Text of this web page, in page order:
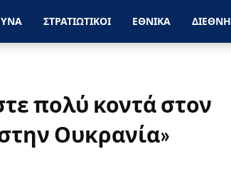
ΣΤΡΑΤΙΩΤΙΚΟΙ ΕΘΝΙΚΑ ΔΙΕΘΝΗ
πολύ κοντά στον
Ουκρανία»